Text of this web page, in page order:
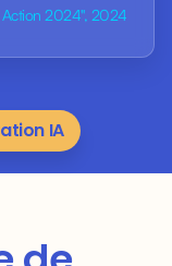
2024", 2024
IA